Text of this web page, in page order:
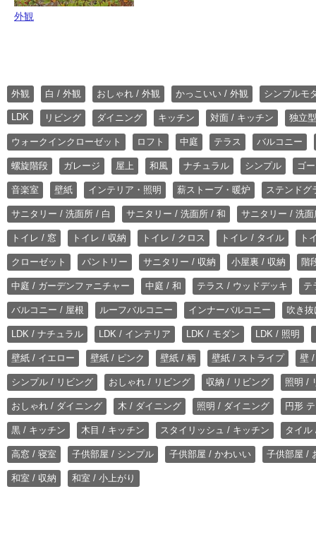
外観
外観 白 / 外観 おしゃれ / 外観 かっこいい / 外観 シンプルモ
LDK リビング ダイニング キッチン 対面 / キッチン 独立
ウォークインクローゼット ロフト 中庭 テラス バルコニー
螺旋階段 ガレージ 屋上 和風 ナチュラル シンプル ゴ
音楽室 壁紙 インテリア・照明 薪ストーブ・暖炉 ステンドグ
サニタリー / 洗面所 / 白 サニタリー / 洗面所 / 和 サニタリー / 洗
トイレ / 窓 トイレ / 収納 トイレ / クロス トイレ / タイル ト
クローゼット パントリー サニタリー / 収納 小屋裏 / 収納 階
中庭 / ガーデンファニチャー 中庭 / 和 テラス / ウッドデッキ テ
バルコニー / 屋根 ルーフバルコニー インナーバルコニー 吹き
LDK / ナチュラル LDK / インテリア LDK / モダン LDK / 照明
壁紙 / イエロー 壁紙 / ピンク 壁紙 / 柄 壁紙 / ストライプ 壁
シンプル / リビング おしゃれ / リビング 収納 / リビング 照明 /
おしゃれ / ダイニング 木 / ダイニング 照明 / ダイニング 円形
黒 / キッチン 木目 / キッチン スタイリッシュ / キッチン タイル
高窓 / 寝室 子供部屋 / シンプル 子供部屋 / かわいい 子供部屋 /
和室 / 収納 和室 / 小上がり